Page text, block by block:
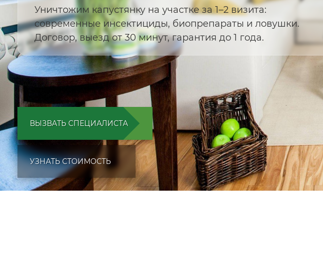
Уничтожим капустянку на участке за 1–2 визита:
современные инсектициды, биопрепараты и ловушки.
Договор, выезд от 30 минут, гарантия до 1 года.
ВЫЗВАТЬ СПЕЦИАЛИСТА
УЗНАТЬ СТОИМОСТЬ